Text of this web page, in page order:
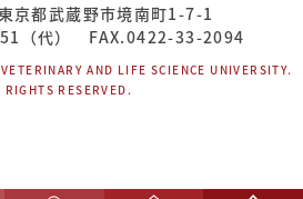
京都武蔵野市境南町1-7-1
（代） FAX.0422-33-2094
AND LIFE SCIENCE UNIVERSITY.
RIGHTS RESERVED.